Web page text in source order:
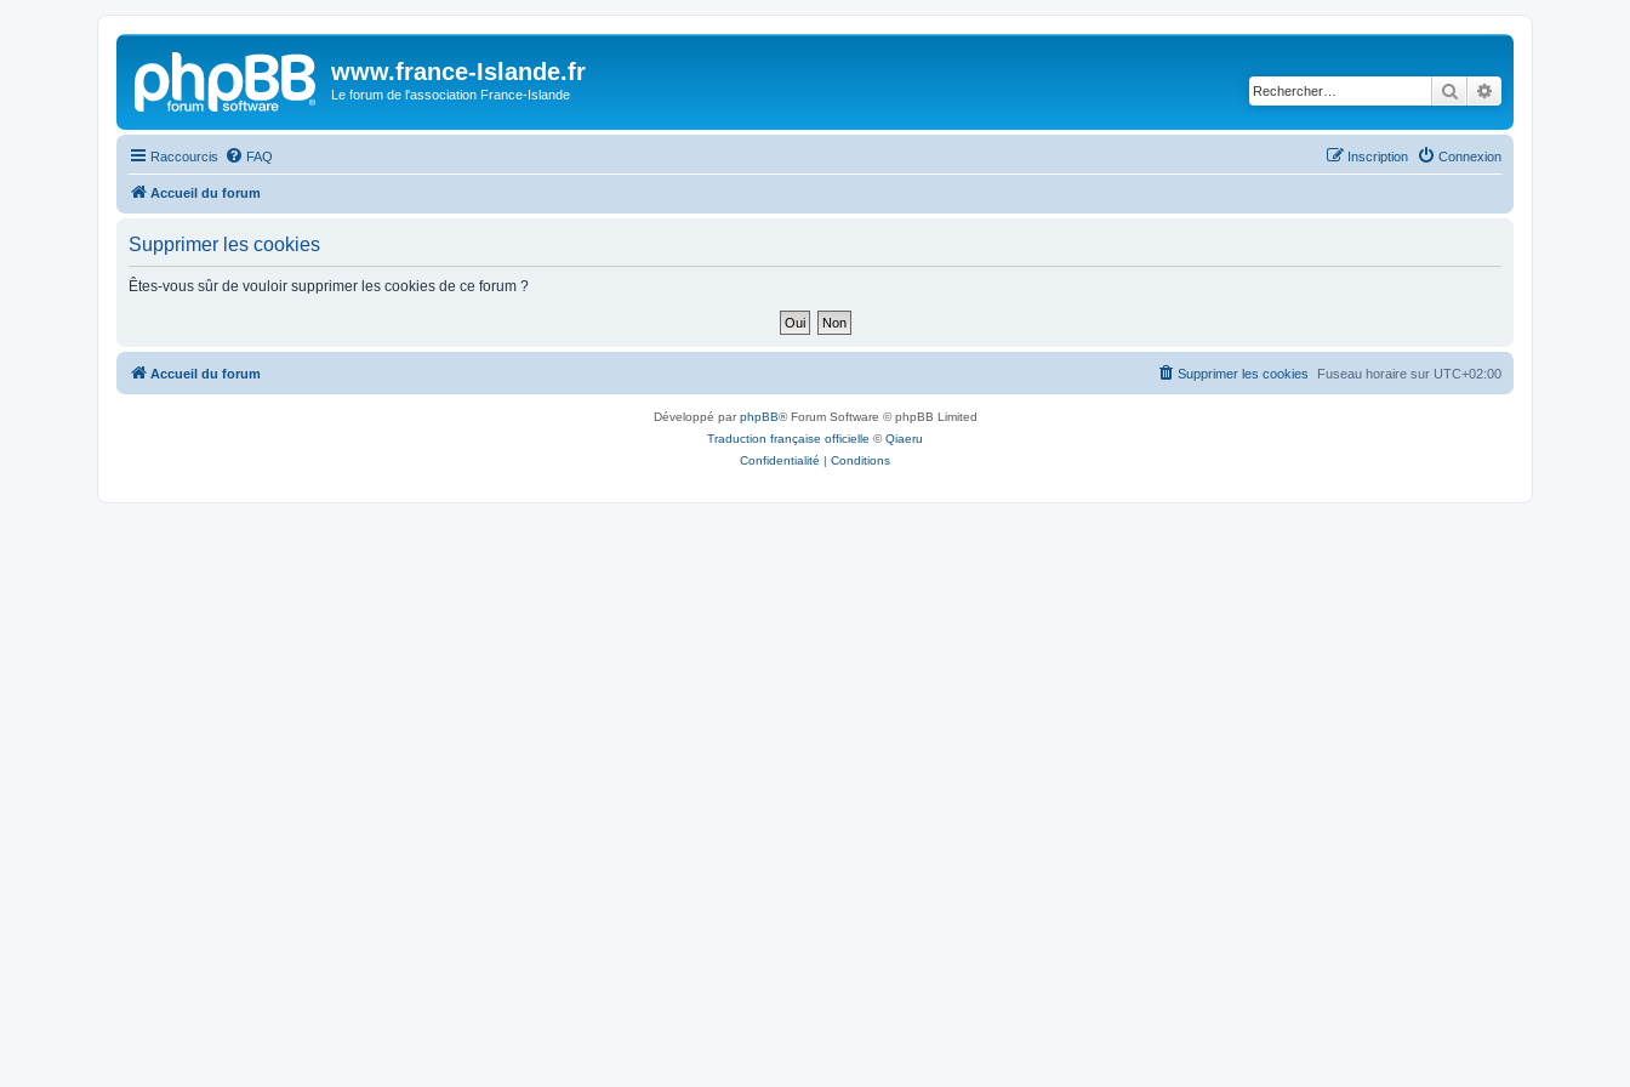
www.france-Islande.fr
Le forum de l'association France-Islande Rechercher
Raccourcis FAQ Connexion
Inscription
Accueil du forum
Supprimer les cookies
Êtes-vous sûr de vouloir supprimer les cookies de ce forum ?
Accueil du forum Fuseau horaire sur UTC+02:00
Supprimer les cookies
Développé parphpBB® Forum Software © phpBB Limited
Traduction française officielle ©Qiaeru
Confidentialité | Conditions